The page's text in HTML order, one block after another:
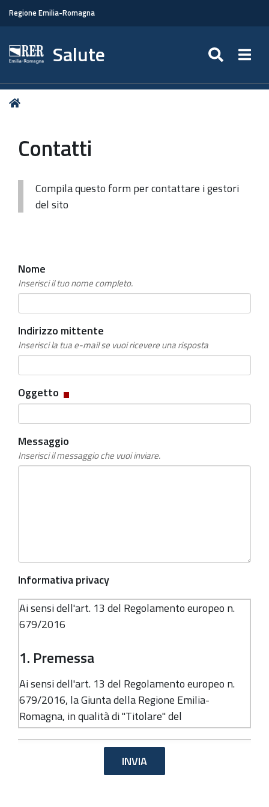
Regione Emilia-Romagna
Salute
Tu
Contatti
Compila questo form per contattare i gestori
del sito
Nome
Inserisci il tuo nome completo.
Indirizzo mittente
Inserisci la tua e-mail se vuoi ricevere una risposta
Oggetto Campo
obbligatorio
Messaggio
Inserisci il messaggio che vuoi inviare.
Informativa privacy
Ai sensi dell'art. 13 del Regolamento europeo n.
679/2016
1. Premessa
Ai sensi dell'art. 13 del Regolamento europeo n.
679/2016, la Giunta della Regione Emilia-
Romagna, in qualità di "Titolare" del
trattamento, è tenuta a fornirle informazioni in
merito all'utilizzo dei suoi dati personali.
2. Identità e dati di contatto del